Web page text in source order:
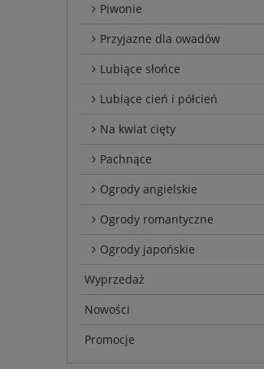
Piwonie
Przyjazne dla owadów
Lubiące słońce
Lubiące cień i półcień
Na kwiat cięty
Pachnące
Ogrody angielskie
Ogrody romantyczne
Ogrody japońskie
Wyprzedaż
Nowości
Promocje